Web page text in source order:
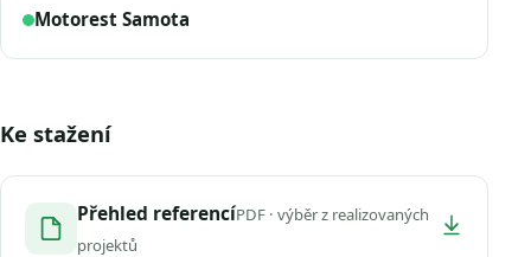
Motorest Samota
Ke stažení
Přehled referencíPDF · výběr z realizovaných
projektů